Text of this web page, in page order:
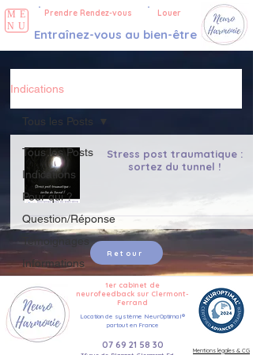
Prendre Rendez-vous
Entraînez-vous au bien-être
Louer
ME
NU
Indications
Tous les Posts
Indications
Pour qui ?
Question/Réponse
Témoignages
Informations
Tous les Posts
Stress post traumatique :
sortez du tunnel !
Retour
1er cabinet de
neurofeedback sur Clermont-
Ferrand
Location de système NeurOptimal®
partout en France
07 69 21 58 30
Mentions légales & CG